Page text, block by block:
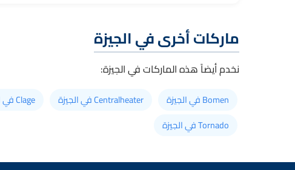
ماركات أخرى في الجيزة
نخدم أيضاً هذه الماركات في الجيزة:
Bomen في الجيزة Centralheater في الجيزة Clage في الجيزة
Tornado في الجيزة